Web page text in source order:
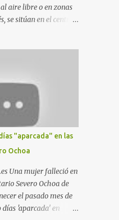
aire libre o en zonas
se sitúan en el centro
recopilada por los
'Ante la crisis, disfrute' ,
para ligar
King o H&M. Y si has
parking
Merlin. Otro espacio
al tanatorio
de Butarque) y
y Plaza Nueva. Otro
Polvoranca, entre
en el parque de
"aparcada" en las
Ochoa
Una mujer falleció en
Severo Ochoa de
el pasado mes de
'aparcada' en